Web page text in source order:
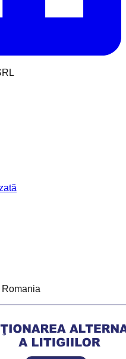
Romania